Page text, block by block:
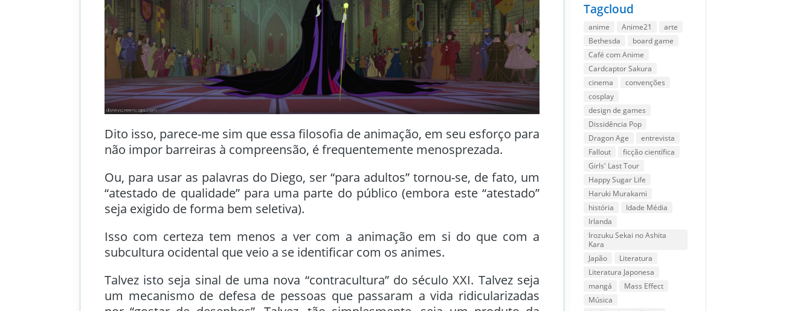
Dito isso, parece-me sim que essa filosofia de animação, em seu esforço para
não impor barreiras à compreensão, é frequentemente menosprezada.
Ou, para usar as palavras do Diego, ser “para adultos” tornou-se, de fato, um
“atestado de qualidade” para uma parte do público (embora este “atestado”
seja exigido de forma bem seletiva).
Isso com certeza tem menos a ver com a animação em si do que com a
subcultura ocidental que veio a se identificar com os animes.
Talvez isto seja sinal de uma nova “contracultura” do século XXI. Talvez seja
um mecanismo de defesa de pessoas que passaram a vida ridicularizadas
Tagcloud
anime Anime21
arte
Bethesda
board game
Café com Anime
Cardcaptor Sakura
cinema
convenções
cosplay
design de games
Dissidência Pop
Dragon Age
entrevista
Fallout
ficção científica
Girls' Last Tour
Happy Sugar Life
Haruki Murakami
história
Idade Média
Irlanda
Irozuku Sekai no Ashita
Kara
Japão
Literatura
Literatura Japonesa
mangá
Mass Effect
Música